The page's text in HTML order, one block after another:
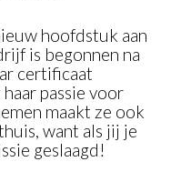
hoofdstuk aan
is begonnen na
certificaat
passie voor
maakt ze ook
want als jij je
geslaagd!